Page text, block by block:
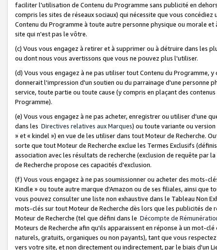
faciliter l'utilisation de Contenu du Programme sans publicité en
compris les sites de réseaux sociaux) qui nécessite que vous
Contenu du Programme à toute autre personne physique ou morale
site qui n'est pas le vôtre.
(c) Vous vous engagez à retirer et à supprimer ou à détruire dans les
ou dont nous vous avertissons que vous ne pouvez plus l'utiliser.
(d) Vous vous engagez à ne pas utiliser tout Contenu du Programme,
donnerait l'impression d'un soutien ou du parrainage d'une personne
service, toute partie ou toute cause (y compris en plaçant des
Programme).
(e) Vous vous engagez à ne pas acheter, enregistrer ou utiliser d’une
dans les Directives relatives aux Marques) ou toute variante ou
» et « kindel ») en vue de les utiliser dans tout Moteur de Recherche.
sorte que tout Moteur de Recherche exclue les Termes Exclusifs
association avec les résultats de recherche (exclusion de requête
de Recherche propose ces capacités d'exclusion.
(f) Vous vous engagez à ne pas soumissionner ou acheter des mots-
Kindle » ou toute autre marque d'Amazon ou de ses filiales, ainsi que
vous pouvez consulter une liste non exhaustive dans le Tableau Non
mots-clés sur tout Moteur de Recherche dès lors que les publicités de
Moteur de Recherche (tel que défini dans le Décompte de
Moteurs de Recherche afin qu'ils apparaissent en réponse à un mot-
naturels, gratuits, organiques ou non payants), tant que vous
vers votre site, et non directement ou indirectement, par le biais d'un